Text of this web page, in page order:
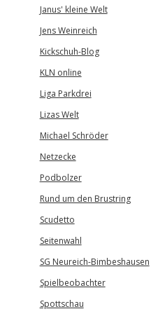
Janus' kleine Welt
Jens Weinreich
Kickschuh-Blog
KLN online
Liga Parkdrei
Lizas Welt
Michael Schröder
Netzecke
Podbolzer
Rund um den Brustring
Scudetto
Seitenwahl
SG Neureich-Bimbeshausen
Spielbeobachter
Spottschau